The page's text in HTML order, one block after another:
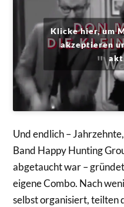
Klicke hier, um
akzeptieren
Und endlich –
Band Happy Hunting
abgetaucht war –
eigene Combo. Nach
selbst organisiert, teilten